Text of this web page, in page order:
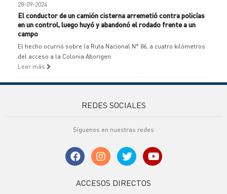
28-09-2024
El conductor de un camión cisterna arremetió contra policías
en un control, luego huyó y abandonó el rodado frente a un
campo
El hecho ocurrió sobre la Ruta Nacional N° 86, a cuatro kilómetros
del acceso a la Colonia Aborigen
Leer más
REDES SOCIALES
Síguenos en nuestras redes
ACCESOS DIRECTOS